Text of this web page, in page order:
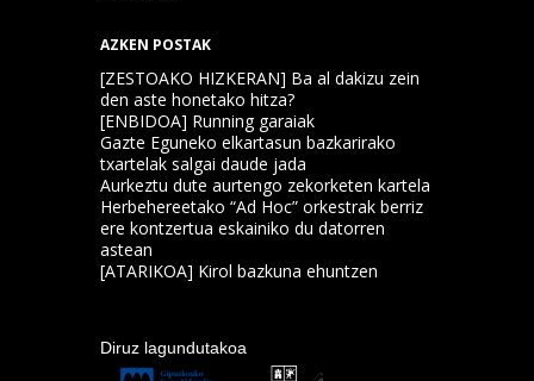
AZKEN POSTAK
[ZESTOAKO HIZKERAN] Ba al dakizu zein
den aste honetako hitza?
[ENBIDOA] Running garaiak
Gazte Eguneko elkartasun bazkarirako
txartelak salgai daude jada
Aurkeztu dute aurtengo zekorketen kartela
Herbehereetako “Ad Hoc” orkestrak berriz
ere kontzertua eskainiko du datorren
astean
[ATARIKOA] Kirol bazkuna ehuntzen
Diruz lagundutakoa